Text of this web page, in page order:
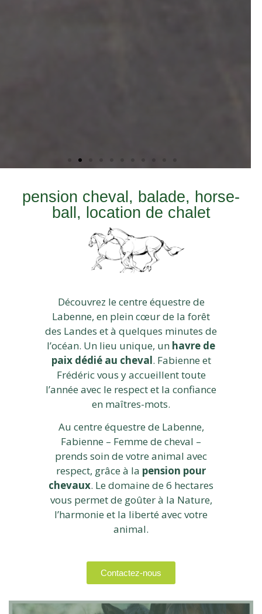
pension cheval, balade, horse-
ball, location de chalet
Découvrez le centre équestre de
Labenne, en plein cœur de la forêt
des Landes et à quelques minutes de
l’océan. Un lieu unique, un havre de
paix dédié au cheval. Fabienne et
Frédéric vous y accueillent toute
l’année avec le respect et la confiance
en maîtres-mots.
Au centre équestre de Labenne,
Fabienne – Femme de cheval –
prends soin de votre animal avec
respect, grâce à la pension pour
chevaux. Le domaine de 6 hectares
vous permet de goûter à la Nature,
l’harmonie et la liberté avec votre
animal.
Contactez-nous